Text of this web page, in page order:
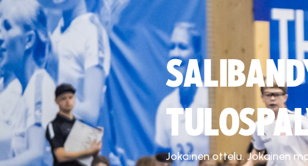
Jokainen ottelu. Jokainen